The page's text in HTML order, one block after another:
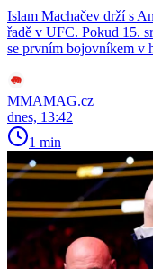
Islam Machačev drží s
řadě v UFC. Pokud 15.
se prvním bojovníkem v
MMAMAG.cz
dnes, 13:42
1 min